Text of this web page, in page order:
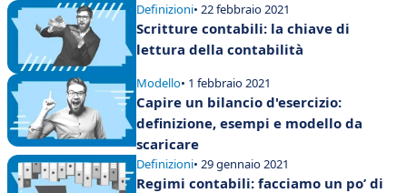
Definizioni• 22 febbraio 2021
Scritture contabili: la chiave di
lettura della contabilità
Modello• 1 febbraio 2021
Capire un bilancio d'esercizio:
definizione, esempi e modello da
scaricare
Definizioni• 29 gennaio 2021
Regimi contabili: facciamo un po’ di